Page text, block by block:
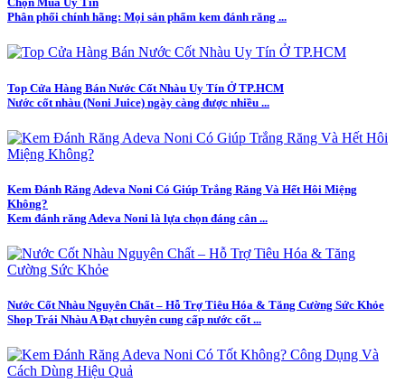
Phân phối chính hãng: Mọi sản phẩm kem đánh răng ...
Top Cửa Hàng Bán Nước Cốt Nhàu Uy Tín Ở TP.HCM
Nước cốt nhàu (Noni Juice) ngày càng được nhiều ...
Kem Đánh Răng Adeva Noni Có Giúp Trắng Răng Và Hết Hôi Miệng
Không?
Kem đánh răng Adeva Noni là lựa chọn đáng cân ...
Nước Cốt Nhàu Nguyên Chất – Hỗ Trợ Tiêu Hóa & Tăng Cường Sức Khỏe
Shop Trái Nhàu A Đạt chuyên cung cấp nước cốt ...